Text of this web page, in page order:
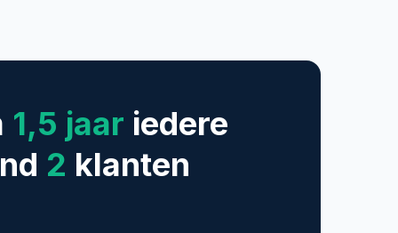
1,5 jaar iedere
2 klanten